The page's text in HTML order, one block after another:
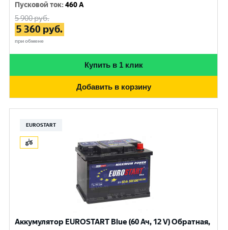
Пусковой ток:460 A
5 900руб.
5 360 руб.
при обмене
Купить в 1 клик
Добавить в корзину
EUROSTART
Аккумулятор EUROSTART Blue (60 Ач, 12 V) Обратная,